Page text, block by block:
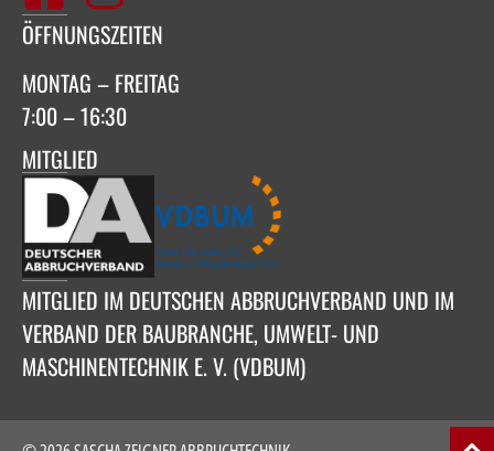
ÖFFNUNGSZEITEN
MONTAG – FREITAG
7:00 – 16:30
MITGLIED
MITGLIED IM DEUTSCHEN ABBRUCHVERBAND UND IM
VERBAND DER BAUBRANCHE, UMWELT- UND
MASCHINENTECHNIK E. V. (VDBUM)